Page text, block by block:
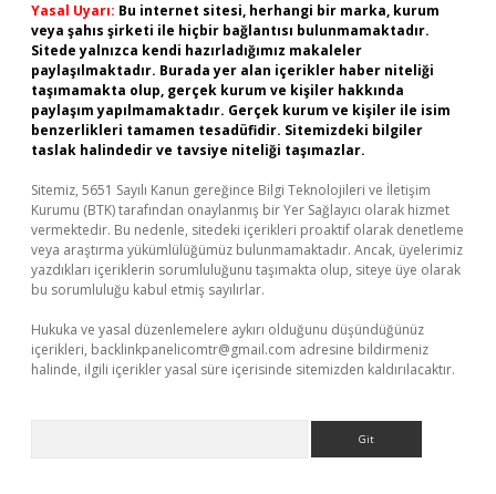
Yasal Uyarı: Bu internet sitesi, herhangi bir marka, kurum
veya şahıs şirketi ile hiçbir bağlantısı bulunmamaktadır.
Sitede yalnızca kendi hazırladığımız makaleler
paylaşılmaktadır. Burada yer alan içerikler haber niteliği
taşımamakta olup, gerçek kurum ve kişiler hakkında
paylaşım yapılmamaktadır. Gerçek kurum ve kişiler ile isim
benzerlikleri tamamen tesadüfidir. Sitemizdeki bilgiler
taslak halindedir ve tavsiye niteliği taşımazlar.
Sitemiz, 5651 Sayılı Kanun gereğince Bilgi Teknolojileri ve İletişim
Kurumu (BTK) tarafından onaylanmış bir Yer Sağlayıcı olarak hizmet
vermektedir. Bu nedenle, sitedeki içerikleri proaktif olarak denetleme
veya araştırma yükümlülüğümüz bulunmamaktadır. Ancak, üyelerimiz
yazdıkları içeriklerin sorumluluğunu taşımakta olup, siteye üye olarak
bu sorumluluğu kabul etmiş sayılırlar.
Hukuka ve yasal düzenlemelere aykırı olduğunu düşündüğünüz
içerikleri, backlinkpanelicomtr@gmail.com adresine bildirmeniz
halinde, ilgili içerikler yasal süre içerisinde sitemizden kaldırılacaktır.